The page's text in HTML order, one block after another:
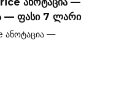
— ფასი 7 ლარი
ანოტაცია —